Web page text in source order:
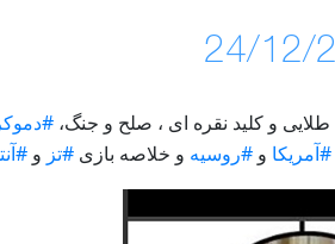
طلایی و کلید نقره ای ، صلح و جنگ،
#آمریکا و #روسیه و خلاصه بازی #تز و